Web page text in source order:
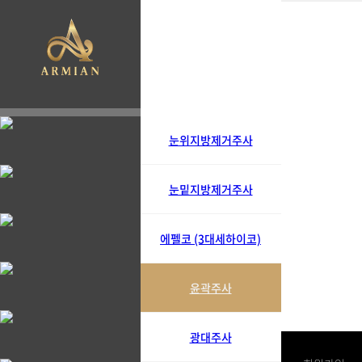
눈위지방제거주사
눈밑지방제거주사
에펠코 (3대세하이코)
윤곽주사
광대주사